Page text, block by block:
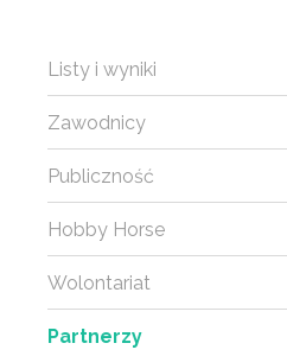
Listy i wyniki
Zawodnicy
Publiczność
Hobby Horse
Wolontariat
Partnerzy